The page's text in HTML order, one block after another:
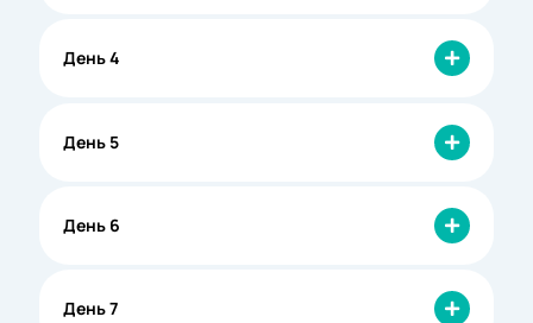
День 4
День 5
День 6
День 7